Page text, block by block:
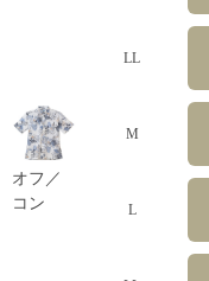
LL
オフ／
コン
M
L